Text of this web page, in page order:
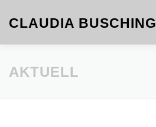
Inhalt
springen
CLAUDIA BUSCHING
WERKE KURATION
AKTUELL